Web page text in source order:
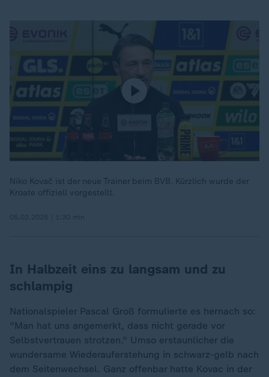
Niko Kovač ist der neue Trainer beim BVB. Kürzlich wurde der
Kroate offiziell vorgestellt.
In Halbzeit eins zu langsam und zu
schlampig
Nationalspieler Pascal Groß formulierte es hernach so:
"Man hat uns angemerkt, dass nicht gerade vor
Selbstvertrauen strotzen." Umso erstaunlicher die
wundersame Wiederauferstehung in schwarz-gelb nach
dem Seitenwechsel. Ganz offenbar hatte Kovac in der